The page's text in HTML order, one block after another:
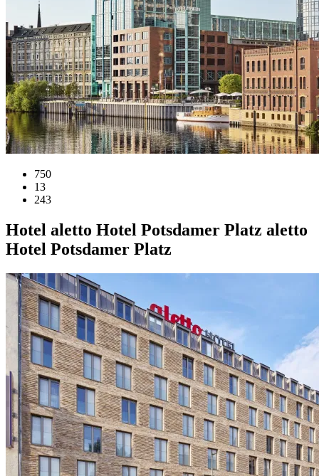
750
13
243
Hotel aletto Hotel Potsdamer Platz aletto
Hotel Potsdamer Platz